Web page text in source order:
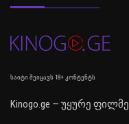
საიტი შეიცავს 18+ კონტენტს
Kinogo.ge — უყურე